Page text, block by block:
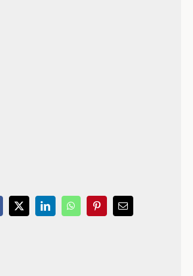
X LinkedInWhatsAppPinterestEmail